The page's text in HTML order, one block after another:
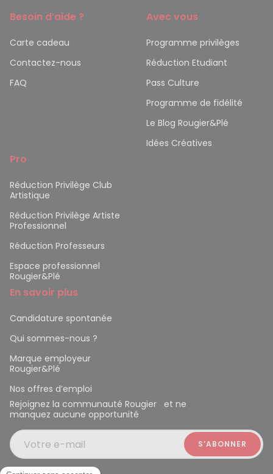
Besoin d’aide ?
Carte cadeau
Contactez-nous
FAQ
Avec vous
Programme privilèges
Réduction Etudiant
Pass Culture
Programme de fidélité
Le Blog Rougier&Plé
Idées Créatives
Pro
Réduction Privilège Club
Artistique
Réduction Privilège Artiste
Professionnel
Réduction Professeurs
Espace professionnel
Rougier&Plé
En savoir plus
Candidature spontanée
Qui sommes-nous ?
Marque employeur
Rougier&Plé
Nos offres d’emploi
Rejoignez la communauté Rougier et ne
manquez aucune opportunité
Votre e-mail